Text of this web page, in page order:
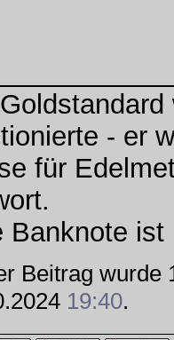
- er
für
Banknote
Beitrag wurde
19:40.